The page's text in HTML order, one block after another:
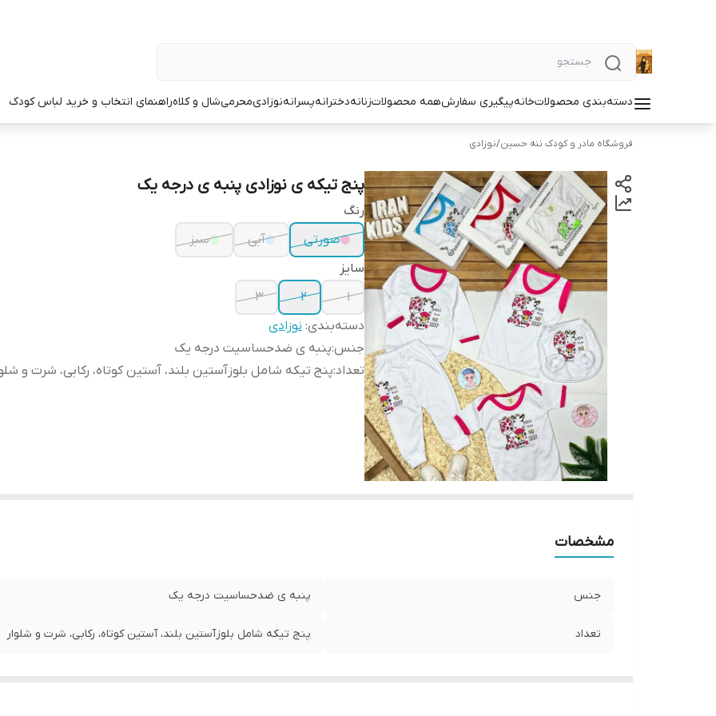
دسته‌بندی محصولاتخانهپیگیری سفارشهمه محصولاتزنانهدخترانهپسرانهنوزادیمحرمیشال و کلاهراهنمای انتخاب و خرید لباس کودک
فروشگاه مادر و کودک ننه حسین/نوزادی
پنج تیکه ی نوزادی پنبه ی درجه یک
رنگ
صورتی
آبی
سبز
سایز
۱
۲
۳
دسته‌بندی: نوزادی
جنس:پنبه ی ضدحساسیت درجه یک
تعداد:پنج تیکه شامل بلوزآستین بلند، آستین کوتاه، رکابی، شرت و
مشخصات
جنس پنبه ی ضدحساسیت درجه یک
تعداد پنج تیکه شامل بلوزآستین بلند، آستین کوتاه، رکابی، شرت و شلوار